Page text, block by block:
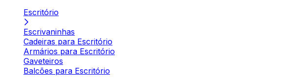
Escritório
Escrivaninhas
Cadeiras para Escritório
Armários para Escritório
Gaveteiros
Balcões para Escritório